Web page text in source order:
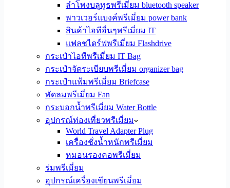
ลำโพงบลูทูธพรีเมี่ยม bluetooth speaker
พาวเวอร์แบงค์พรีเมี่ยม power bank
สินค้าไอทีอื่นๆพรีเมี่ยม IT
แฟลชไดร์ฟพรีเมี่ยม Flashdrive
กระเป๋าไอทีพรีเมี่ยม IT Bag
กระเป๋าจัดระเบียบพรีเมี่ยม organizer bag
กระเป๋าแฟ้มพรีเมี่ยม Briefcase
พัดลมพรีเมี่ยม Fan
กระบอกน้ำพรีเมี่ยม Water Bottle
อุปกรณ์ท่องเที่ยวพรีเมี่ยม
World Travel Adapter Plug
เครื่องชั่งน้ำหนักพรีเมี่ยม
หมอนรองคอพรีเมี่ยม
ร่มพรีเมี่ยม
อุปกรณ์เครื่องเขียนพรีเมี่ยม